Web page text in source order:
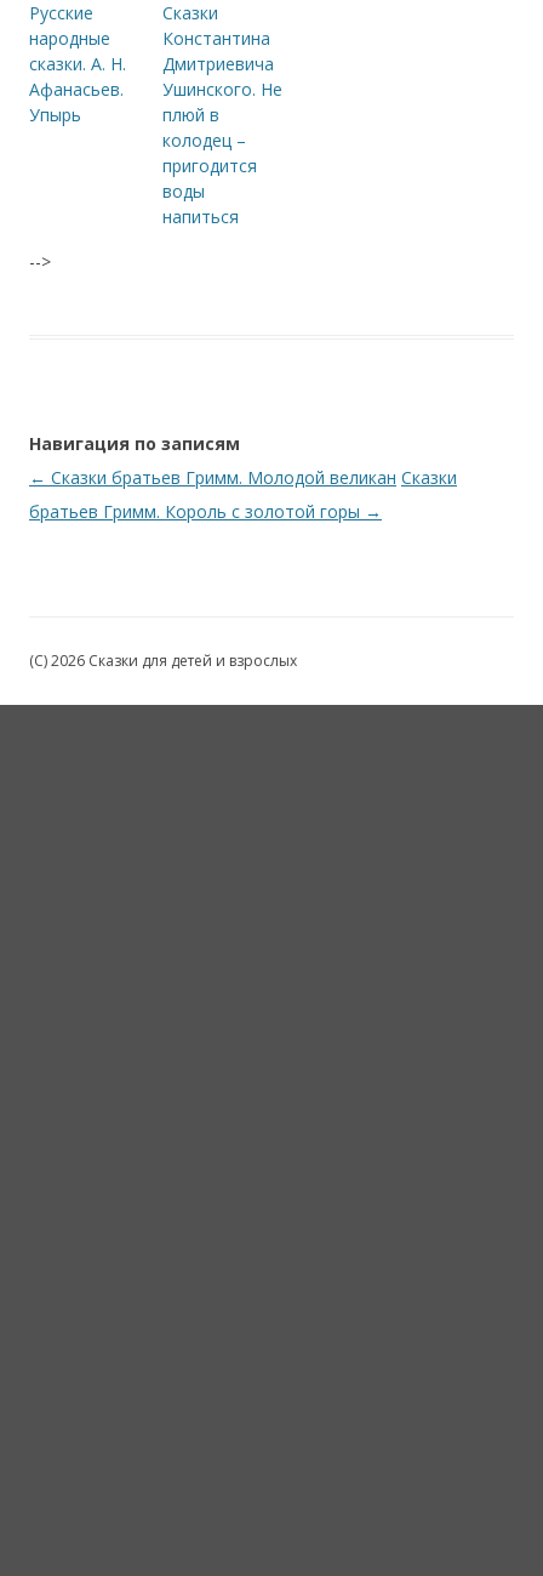
Русские
народные
сказки. А. Н.
Афанасьев.
Упырь
Сказки
Константина
Дмитриевича
Ушинского. Не
плюй в
колодец –
пригодится
воды
напиться
-->
Навигация по записям
← Сказки братьев Гримм. Молодой великан Сказки
братьев Гримм. Король с золотой горы →
(C) 2026 Сказки для детей и взрослых